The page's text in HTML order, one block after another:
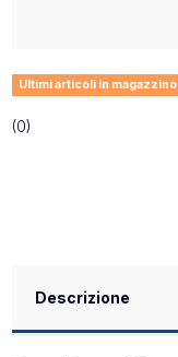
Ultimi articoli in magazzino
(0)
Descrizione